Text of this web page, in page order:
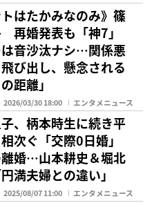
トはたかみなのみ》篠
再婚発表も「神7」
音沙汰ナシ…関係悪
び出し、懸念される
距離」
2026/03/30 18:00 エンタメニュース
、柄本時生に続き平
次ぐ「交際0日婚」
婚…山本耕史＆堀北
満夫婦との違い」
2025/08/07 11:00 エンタメニュース